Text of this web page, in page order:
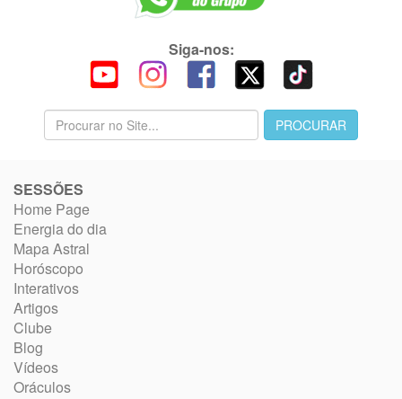
Siga-nos:
SESSÕES
Home Page
Energia do dia
Mapa Astral
Horóscopo
Interativos
Artigos
Clube
Blog
Vídeos
Oráculos